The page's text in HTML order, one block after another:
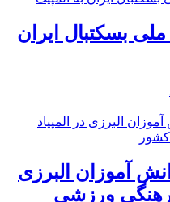
ملی بسکتبال ایران
آموزان البرزی
فرهنگی ورزشی